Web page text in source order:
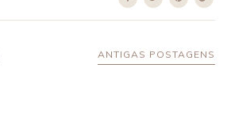
ANTIGAS POSTAGENS